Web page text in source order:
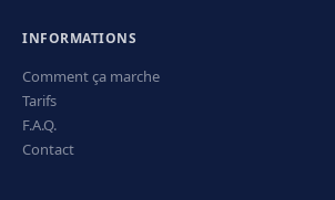
INFORMATIONS
Comment ça marche
Tarifs
F.A.Q.
Contact